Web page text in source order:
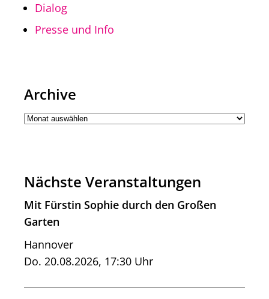
Dialog
Presse und Info
Archive
Nächste Veranstaltungen
Mit Fürstin Sophie durch den Großen
Garten
Hannover
Do. 20.08.2026, 17:30 Uhr